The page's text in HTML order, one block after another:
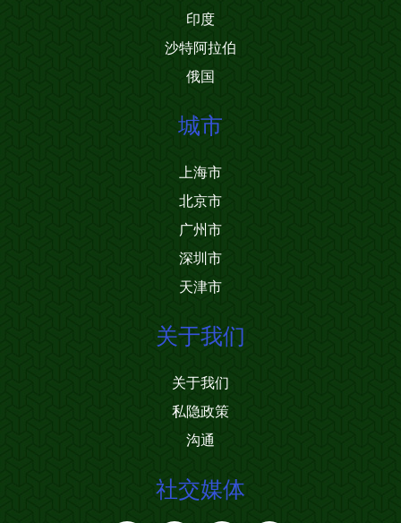
印度
沙特阿拉伯
俄国
城市
上海市
北京市
广州市
深圳市
天津市
关于我们
关于我们
私隐政策
沟通
社交媒体